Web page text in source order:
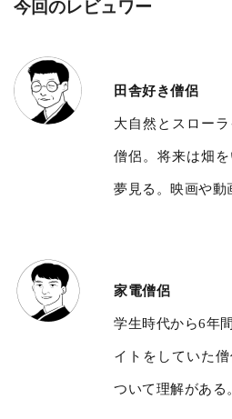
今回のレビュワー
田舎好き僧侶
大自然とスロー
僧侶。将来は畑
夢見る。映画や動
家電僧侶
学生時代から6年
イトをしていた
ついて理解がある